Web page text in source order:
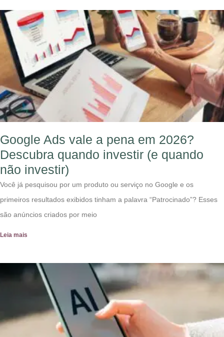
Google Ads vale a pena em 2026?
Descubra quando investir (e quando
não investir)
Você já pesquisou por um produto ou serviço no Google e os
primeiros resultados exibidos tinham a palavra “Patrocinado”? Esses
são anúncios criados por meio
Leia mais